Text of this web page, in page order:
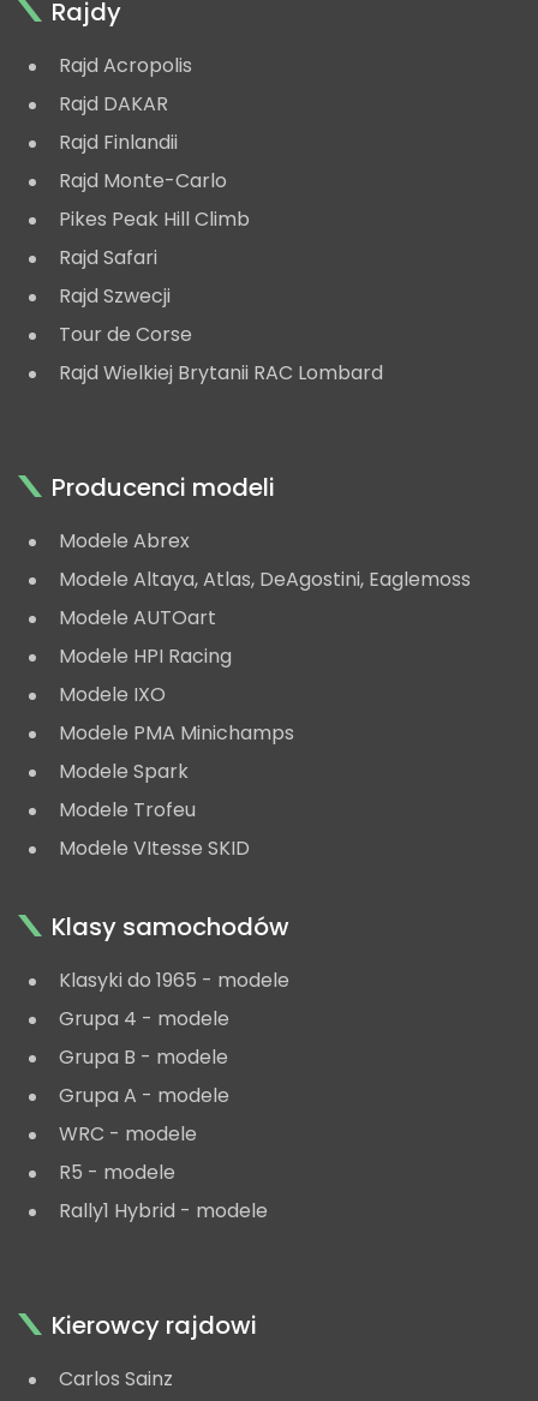
Rajdy
Rajd Acropolis
Rajd DAKAR
Rajd Finlandii
Rajd Monte-Carlo
Pikes Peak Hill Climb
Rajd Safari
Rajd Szwecji
Tour de Corse
Rajd Wielkiej Brytanii RAC Lombard
Producenci modeli
Modele Abrex
Modele Altaya, Atlas, DeAgostini, Eaglemoss
Modele AUTOart
Modele HPI Racing
Modele IXO
Modele PMA Minichamps
Modele Spark
Modele Trofeu
Modele VItesse SKID
Klasy samochodów
Klasyki do 1965 - modele
Grupa 4 - modele
Grupa B - modele
Grupa A - modele
WRC - modele
R5 - modele
Rally1 Hybrid - modele
Kierowcy rajdowi
Carlos Sainz